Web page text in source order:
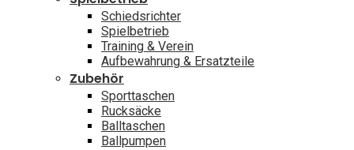
Schiedsrichter
Spielbetrieb
Training & Verein
Aufbewahrung & Ersatzteile
Zubehör
Sporttaschen
Rucksäcke
Balltaschen
Ballpumpen